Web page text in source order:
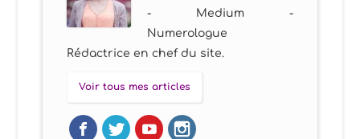
- Medium -
Numerologue
Rédactrice en chef du site.
Voir tous mes articles